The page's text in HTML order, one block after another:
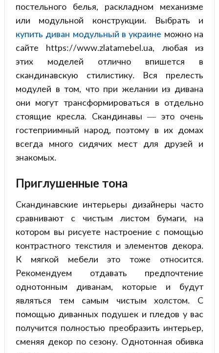
постельного белья, раскладном механизме
или модульной конструкции. Выбрать и
купить диван модульный в украине можно на
сайте https://www.zlatamebel.ua, любая из
этих моделей отлично впишется в
скандинавскую стилистику. Вся прелесть
модулей в том, что при желании из дивана
они могут трансформироваться в отдельно
стоящие кресла. Скандинавы — это очень
гостеприимный народ, поэтому в их домах
всегда много сидячих мест для друзей и
знакомых.
Приглушенные тона
Скандинавские интерьеры дизайнеры часто
сравнивают с чистым листом бумаги, на
котором вы рисуете настроение с помощью
контрастного текстиля и элементов декора.
К мягкой мебели это тоже относится.
Рекомендуем отдавать предпочтение
однотонным диванам, которые и будут
являться тем самым чистым холстом. С
помощью диванных подушек и пледов у вас
получится полностью преобразить интерьер,
сменяя декор по сезону. Однотонная обивка